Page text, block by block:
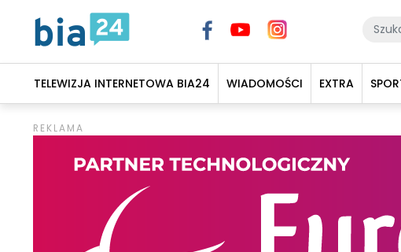
TELEWIZJA INTERNETOWA BIA24 WIADOMOŚCI EXTRA